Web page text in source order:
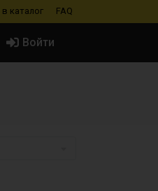
в каталог FAQ
Войти